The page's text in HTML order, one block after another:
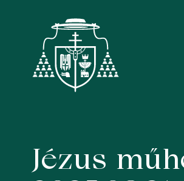
contentJézus